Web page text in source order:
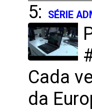
5:
SÉRIE
Cada
da